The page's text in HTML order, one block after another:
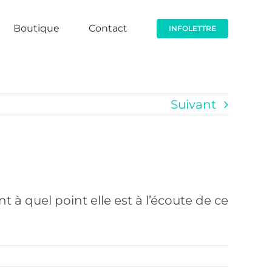
Boutique Contact INFOLETTRE
Suivant
à quel point elle est à l’écoute de ce